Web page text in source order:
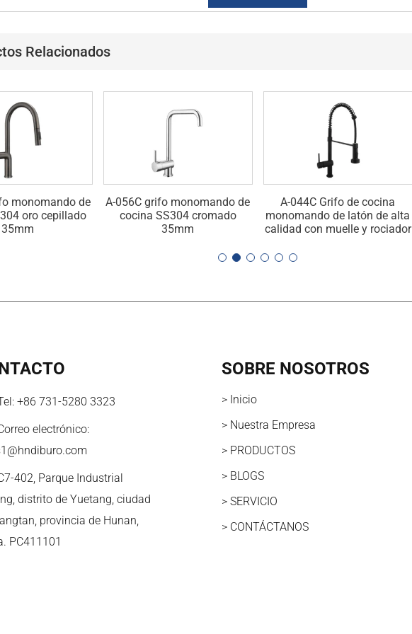
Relacionados
monomando de
oro cepillado
35mm
A-056C grifo monomando de
cocina SS304 cromado
35mm
A-044C Grifo de cocina
monomando de latón de alta
calidad con muelle y rociador
+86 731-5280 3323
electrónico:
402, Parque Industrial
distrito de Yuetang, ciudad
provincia de Hunan,
PC411101
SOBRE NOSOTROS
> Inicio
> Nuestra Empresa
> PRODUCTOS
> BLOGS
> SERVICIO
> CONTÁCTANOS